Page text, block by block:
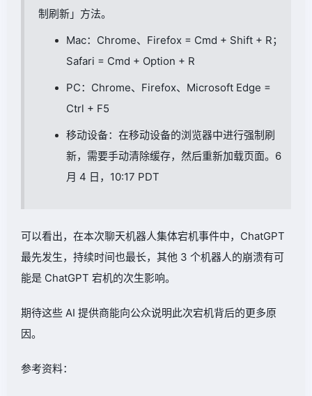
制刷新」方法。
Mac：Chrome、Firefox = Cmd + Shift + R；
Safari = Cmd + Option + R
PC：Chrome、Firefox、Microsoft Edge =
Ctrl + F5
移动设备：在移动设备的浏览器中进行强制刷
新，需要手动清除缓存，然后重新加载页面。6
月 4 日，10:17 PDT
可以看出，在本次聊天机器人集体宕机事件中，ChatGPT
最先发生，持续时间也最长，其他 3 个机器人的崩溃有可
能是 ChatGPT 宕机的次生影响。
期待这些 AI 提供商能向公众说明此次宕机背后的更多原
因。
参考资料：